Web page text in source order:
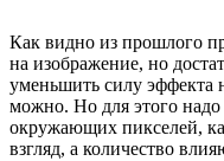
Как видно из прошлого
на изображение, но
уменьшить силу эффекта
можно. Но для этого надо
окружающих пикселей,
взгляд, а количество